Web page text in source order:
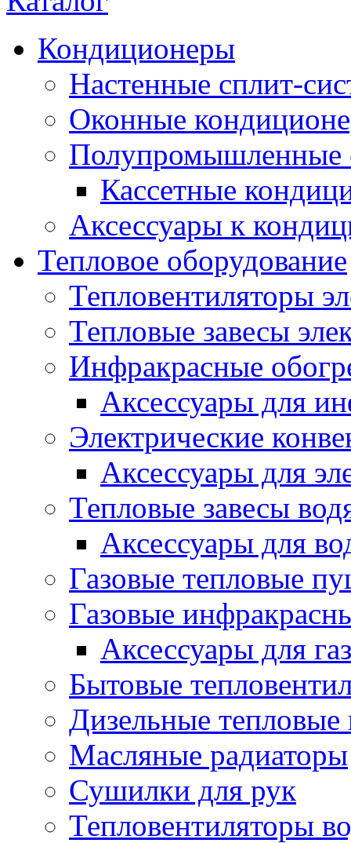
Кондиционеры
Настенные сплит-
Оконные
Полупромышленные
Кассетные
Аксессуары к
Тепловое оборудование
Тепловентиляторы
Тепловые завесы
Инфракрасные
Аксессуары для
Электрические
Аксессуары для
Тепловые завесы
Аксессуары для
Газовые тепловые
Газовые
Аксессуары для
Бытовые
Дизельные
Масляные радиаторы
Сушилки для рук
Тепловентиляторы